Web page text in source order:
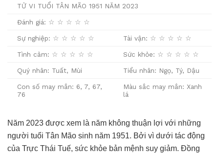
TỬ VI TUỔI TÂN MÃO 1951 NĂM 2023
Đánh giá: ☆ ☆ ☆ ☆ ☆
Sự nghiệp: ☆ ☆ ☆ ☆ ☆ Tài vận: ☆ ☆ ☆ ☆ ☆
Tình cảm: ☆ ☆ ☆ ☆ ☆ Sức khỏe: ☆ ☆ ☆ ☆ ☆
Quý nhân: Tuất, Mùi Tiểu nhân: Ngọ, Tý, Dậu
Con số may mắn: 6, 7, 67,
76
Màu sắc may mắn: Xanh
lá
Năm 2023 được xem là năm không thuận lợi với những
người tuổi Tân Mão sinh năm 1951. Bởi vì dưới tác động
của Trực Thái Tuế, sức khỏe bản mệnh suy giảm. Đồng